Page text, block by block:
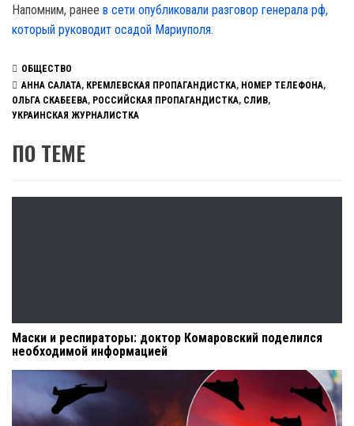
Напомним, ранее в сети опубликовали разговор генерала рф,
который руководит осадой Мариуполя.
ОБЩЕСТВО
АННА САЛАТА, КРЕМЛЕВСКАЯ ПРОПАГАНДИСТКА, НОМЕР ТЕЛЕФОНА,
ОЛЬГА СКАБЕЕВА, РОССИЙСКАЯ ПРОПАГАНДИСТКА, СЛИВ,
УКРАИНСКАЯ ЖУРНАЛИСТКА
ПО ТЕМЕ
Маски и респираторы: доктор Комаровский поделился
необходимой информацией